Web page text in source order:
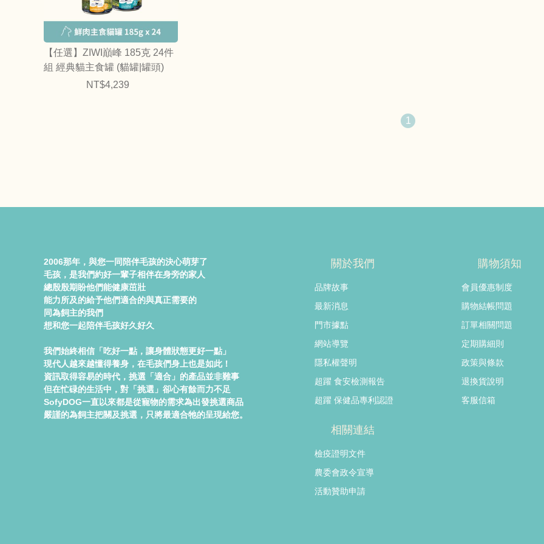
【任選】ZIWI巔峰 185克 24件
組 經典貓主食罐 (貓罐|罐頭)
NT$4,239
1
2006那年，與您一同陪伴毛孩的決心萌芽了
毛孩，是我們約好一輩子相伴在身旁的家人
總殷殷期盼他們能健康茁壯
能力所及的給予他們適合的與真正需要的
同為飼主的我們
想和您一起陪伴毛孩好久好久
我們始終相信「吃好一點，讓身體狀態更好一點」
現代人越來越懂得養身，在毛孩們身上也是如此！
資訊取得容易的時代，挑選「適合」的產品並非難事
但在忙碌的生活中，對「挑選」卻心有餘而力不足
SofyDOG一直以來都是從寵物的需求為出發挑選商品
嚴謹的為飼主把關及挑選，只將最適合牠的呈現給您。
關於我們
品牌故事
最新消息
門市據點
網站導覽
隱私權聲明
超躍 食安檢測報告
超躍 保健品專利認證
購物須知
會員優惠制度
購物結帳問題
訂單相關問題
定期購細則
政策與條款
退換貨說明
客服信箱
相關連結
檢疫證明文件
農委會政令宣導
活動贊助申請